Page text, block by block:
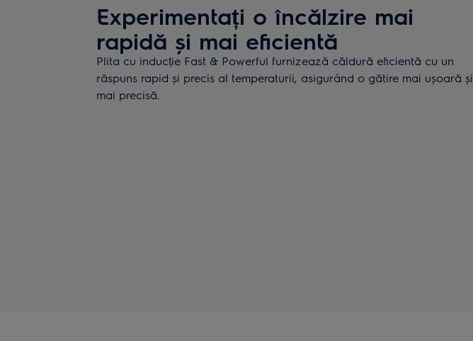
Experimentați o încălzire mai
rapidă și mai eficientă
Plita cu inducție Fast & Powerful furnizează căldură eficientă cu un
răspuns rapid și precis al temperaturii, asigurând o gătire mai ușoară și
mai precisă.